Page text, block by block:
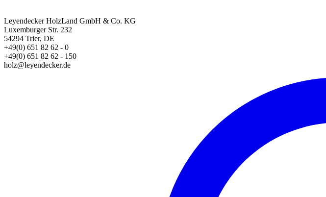
Leyendecker HolzLand GmbH & Co. KG
Luxemburger Str. 232
54294 Trier, DE
+49(0) 651 82 62 - 0
+49(0) 651 82 62 - 150
holz@leyendecker.de